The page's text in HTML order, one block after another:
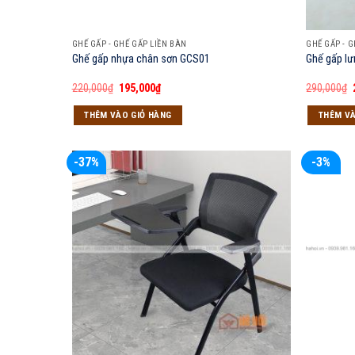
GHẾ GẤP - GHẾ GẤP LIỀN BÀN
Ghế gấp nhựa chân sơn GCS01
220,000₫ Giá
là:
220,000₫.
195,000₫Giá
hiện
tại
là:
THÊM VÀO GIỎ HÀNG
GHẾ GẤP -
Ghế gấp
290,000₫
THÊM
-37% -3%